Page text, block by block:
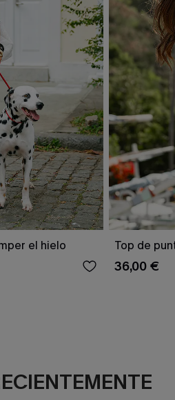
el hielo Top de
36,00 €